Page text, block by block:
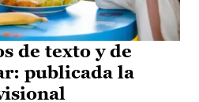
de texto y de
publicada la